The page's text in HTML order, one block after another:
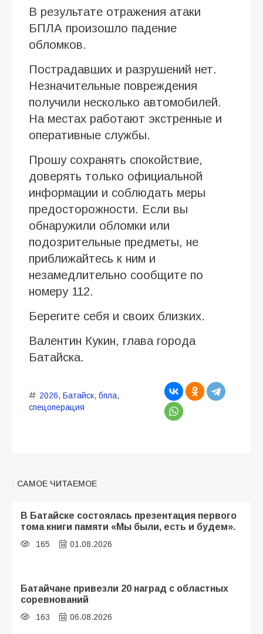
В результате отражения атаки
БПЛА произошло падение
обломков.
Пострадавших и разрушений нет.
Незначительные повреждения
получили несколько автомобилей.
На местах работают экстренные и
оперативные службы.
Прошу сохранять спокойствие,
доверять только официальной
информации и соблюдать меры
предосторожности. Если вы
обнаружили обломки или
подозрительные предметы, не
приближайтесь к ним и
незамедлительно сообщите по
номеру 112.
Берегите себя и своих близких.
Валентин Кукин, глава города
Батайска.
2026, Батайск, бпла,
спецоперация
САМОЕ ЧИТАЕМОЕ
В Батайске состоялась презентация первого
тома книги памяти «Мы были, есть и будем».
165 01.08.2026
Батайчане привезли 20 наград с областных
соревнований
163 06.08.2026